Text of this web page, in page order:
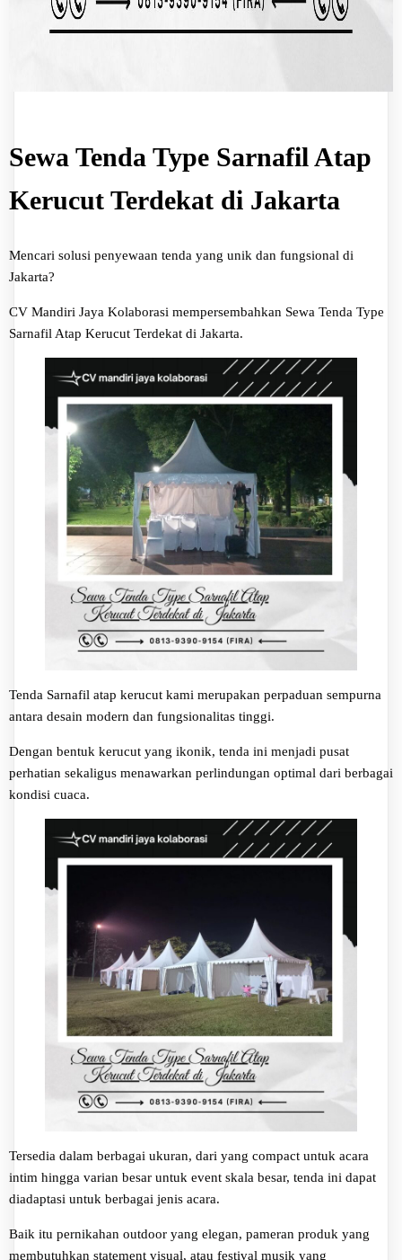
Sewa Tenda Type Sarnafil Atap
Kerucut Terdekat di Jakarta
Mencari solusi penyewaan tenda yang unik dan fungsional di
Jakarta?
CV Mandiri Jaya Kolaborasi mempersembahkan Sewa Tenda Type
Sarnafil Atap Kerucut Terdekat di Jakarta.
Tenda Sarnafil atap kerucut kami merupakan perpaduan sempurna
antara desain modern dan fungsionalitas tinggi.
Dengan bentuk kerucut yang ikonik, tenda ini menjadi pusat
perhatian sekaligus menawarkan perlindungan optimal dari berbagai
kondisi cuaca.
Tersedia dalam berbagai ukuran, dari yang compact untuk acara
intim hingga varian besar untuk event skala besar, tenda ini dapat
diadaptasi untuk berbagai jenis acara.
Baik itu pernikahan outdoor yang elegan, pameran produk yang
membutuhkan statement visual, atau festival musik yang